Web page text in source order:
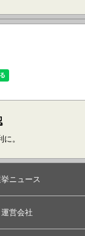
。
ニュース
運営会社